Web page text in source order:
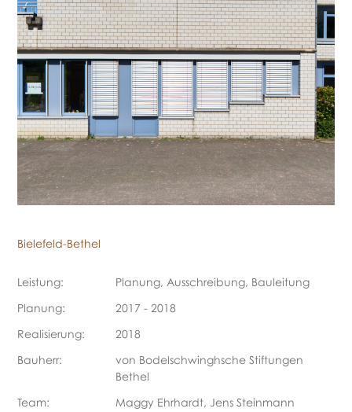
Bielefeld-Bethel
Leistung:
Planung, Ausschreibung, Bauleitung
Planung:
2017 - 2018
Realisierung:
2018
Bauherr:
von Bodelschwinghsche Stiftungen
Bethel
Team:
Maggy Ehrhardt, Jens Steinmann